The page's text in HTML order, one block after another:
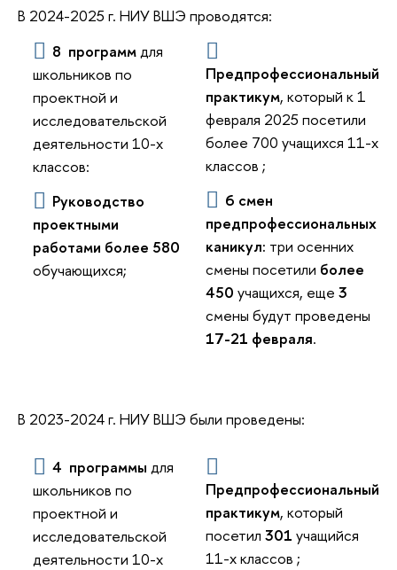
В 2024-2025 г. НИУ ВШЭ проводятся:
8 программдля
школьников по
проектной и
исследовательской
деятельности 10-х
классов:
Руководство
проектными
работами более 580
обучающихся;
Предпрофессиональный
практикум, который к 1
февраля 2025 посетили
более 700 учащихся 11-х
классов ;
6 смен
предпрофессиональных
каникул: три осенних
смены посетили более
450 учащихся, еще 3
смены будут проведены
17-21 февраля.
В 2023-2024 г. НИУ ВШЭ были проведены:
4 программы для
школьников по
проектной и
исследовательской
деятельности 10-х
Предпрофессиональный
практикум, который
посетил 301 учащийся
11-х классов ;